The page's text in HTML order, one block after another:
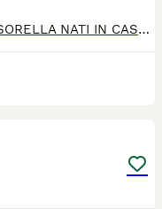
MICI EUROPEI ROSSI FRATELLO E SORELLA NATI IN CASA ED ALLEVATI IN CASA/GIARDINO LA MAMMA E' VISIBILE, SONO DI GENOVA